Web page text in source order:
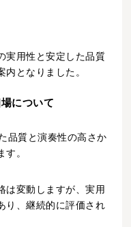
実用性と安定した品質
となりました。
について
品質と演奏性の高さか
。
は変動しますが、実用
り、継続的に評価され